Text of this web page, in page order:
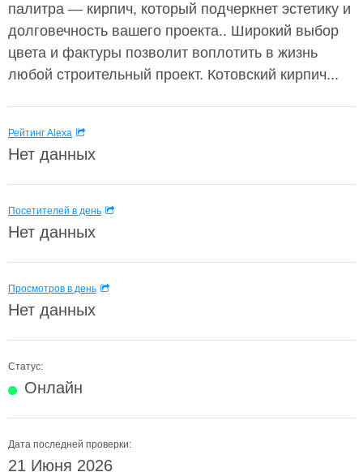
палитра — кирпич, который подчеркнет эстетику и
долговечность вашего проекта.. Широкий выбор
цвета и фактуры позволит воплотить в жизнь
любой строительный проект. Котовский кирпич...
Рейтинг Alexa
Нет данных
Посетителей в день
Нет данных
Просмотров в день
Нет данных
Статус:
Онлайн
Дата последней проверки:
21 Июня 2026